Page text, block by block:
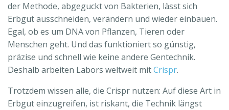
der Methode, abgeguckt von Bakterien, lässt sich
Erbgut ausschneiden, verändern und wieder einbauen.
Egal, ob es um DNA von Pflanzen, Tieren oder
Menschen geht. Und das funktioniert so günstig,
präzise und schnell wie keine andere Gentechnik.
Deshalb arbeiten Labors weltweit mitCrispr.
Trotzdem wissen alle, die Crispr nutzen: Auf diese Art in
Erbgut einzugreifen, ist riskant, die Technik längst